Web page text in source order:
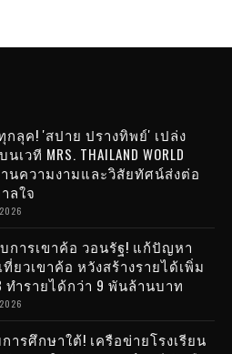
กลุค! 'สปาย ปรางทิพย์' เปล่ง
วที MRS. THAILAND WORLD
นความงามและวิสัยทัศน์ส่งต่อ
ลใจ
การเขาค้อ วอนรัฐ! แก้ปัญหา
ที่ยวเขาค้อ หวังสร้างรายได้เพิ่ม
ทำรายได้กว่า 9 พันล้านบาท
ารศึกษาใต้! เครือข่ายโรงเรียน